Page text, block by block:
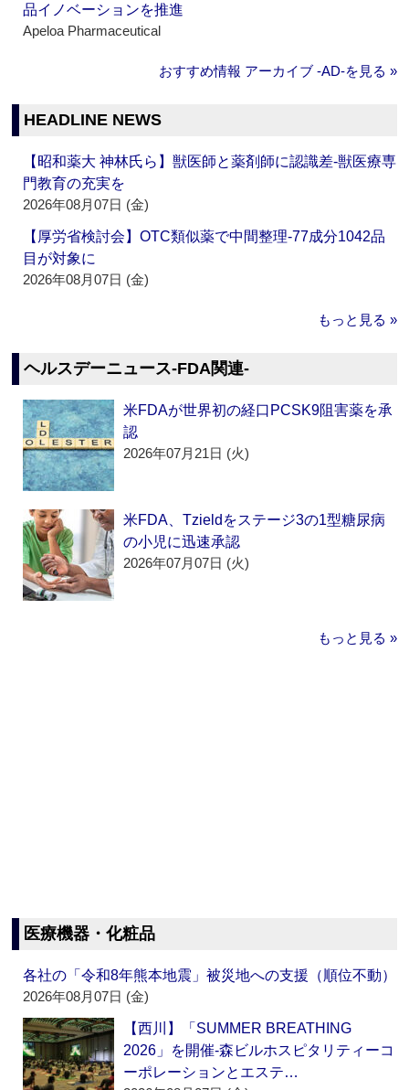
品イノベーションを推進
Apeloa Pharmaceutical
おすすめ情報 アーカイブ ‐AD‐を見る »
HEADLINE NEWS
【昭和薬大 神林氏ら】獣医師と薬剤師に認識差‐獣医療専
門教育の充実を
2026年08月07日 (金)
【厚労省検討会】OTC類似薬で中間整理‐77成分1042品
目が対象に
2026年08月07日 (金)
もっと見る »
ヘルスデーニュース‐FDA関連‐
米FDAが世界初の経口PCSK9阻害薬を承
認
2026年07月21日 (火)
米FDA、Tzieldをステージ3の1型糖尿病
の小児に迅速承認
2026年07月07日 (火)
もっと見る »
医療機器・化粧品
各社の「令和8年熊本地震」被災地への支援（順位不動）
2026年08月07日 (金)
【西川】「SUMMER BREATHING
2026」を開催‐森ビルホスピタリティーコ
ーポレーションとエステ…